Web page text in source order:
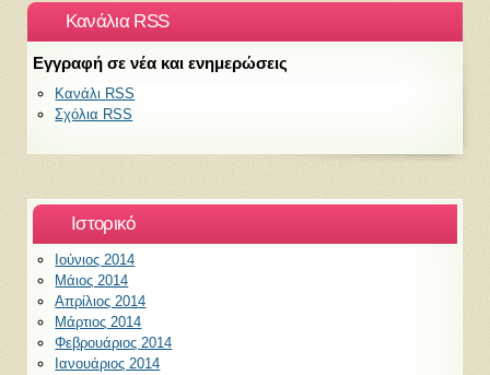
Κανάλια RSS
Εγγραφή σε νέα και ενημερώσεις
Κανάλι RSS
Σχόλια RSS
Ιστορικό
Ιούνιος 2014
Μάιος 2014
Απρίλιος 2014
Μάρτιος 2014
Φεβρουάριος 2014
Ιανουάριος 2014